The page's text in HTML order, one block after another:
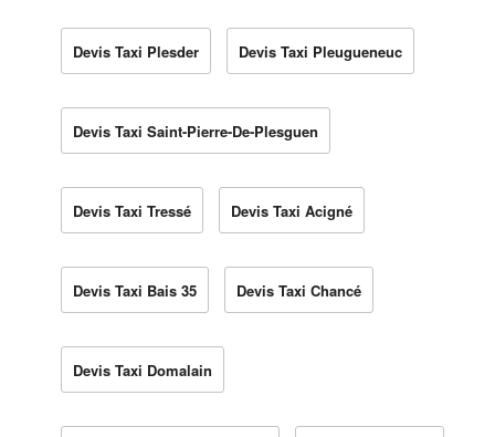
Devis Taxi Plesder Devis Taxi Pleugueneuc
Devis Taxi Saint-Pierre-De-Plesguen
Devis Taxi Tressé Devis Taxi Acigné
Devis Taxi Bais 35 Devis Taxi Chancé
Devis Taxi Domalain